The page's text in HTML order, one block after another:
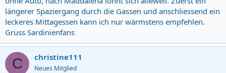
längerer Spaziergang durch die Gassen und anschliessend ein
leckeres Mittagessen kann ich nur wärmstens empfehlen.
Gruss Sardinienfans
C christine111
Neues Mitglied